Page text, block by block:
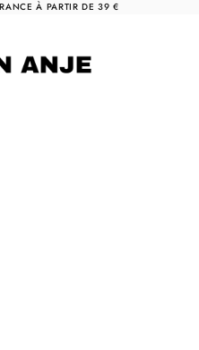
À PARTIR DE 39 €